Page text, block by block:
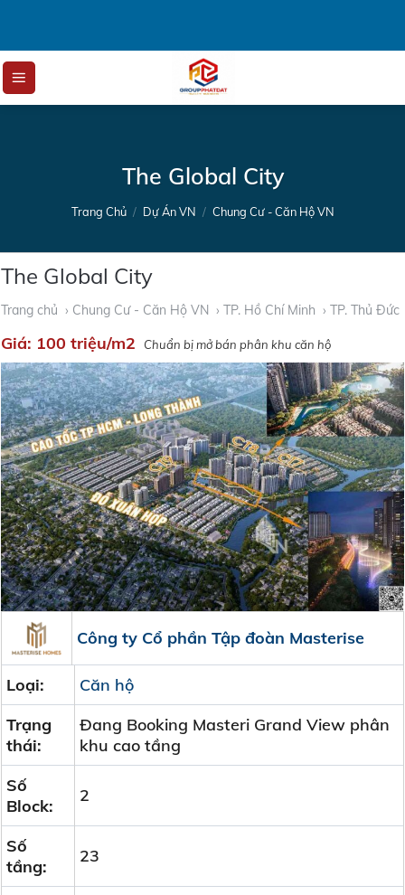
content
The Global City
Trang Chủ / Dự Án VN / Chung Cư - Căn Hộ VN
The Global City
Trang chủ › Chung Cư - Căn Hộ VN › TP. Hồ Chí Minh › TP. Thủ Đức
Giá: 100 triệu/m2 Chuẩn bị mở bán phân khu căn hộ
Công ty Cổ phần Tập đoàn Masterise
Loại:
Căn hộ
Trạng
thái:
Đang Booking Masteri Grand View phân
khu cao tầng
Số
Block:
2
Số
tầng:
23